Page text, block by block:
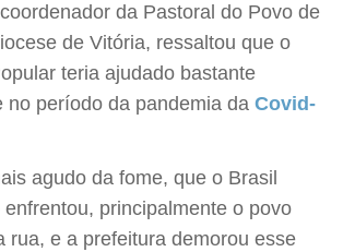
da Pastoral do Povo de
de Vitória, ressaltou que o
teria ajudado bastante
no período da pandemia da Covid-
agudo da fome, que o Brasil
principalmente o povo
rua, e a prefeitura demorou esse